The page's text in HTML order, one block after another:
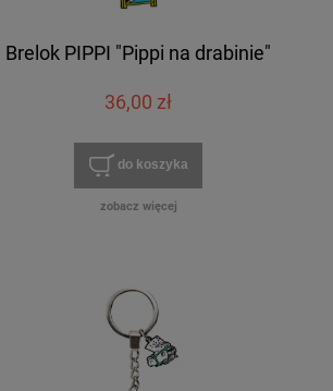
Brelok PIPPI "Pippi na drabinie"
36,00 zł
do koszyka
zobacz więcej